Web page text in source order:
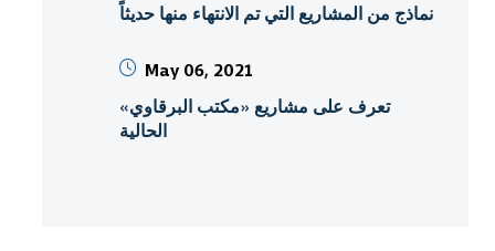
نماذج من المشاريع التي تم الانتهاء منها حديثاً
May 06, 2021
تعرف على مشاريع «مكتب البرقاوي»
الحالية